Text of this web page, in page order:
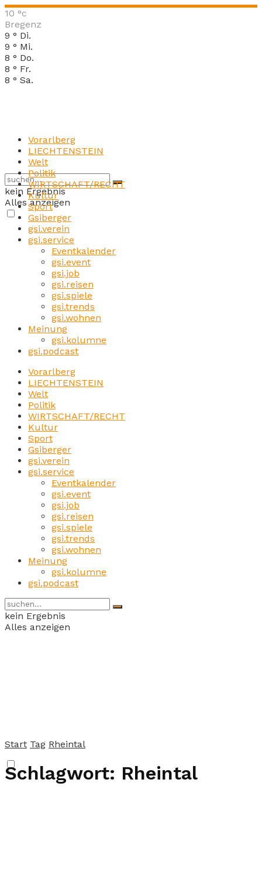
10 °c
Bregenz
9 ° Di.
9 ° Mi.
8 ° Do.
8 ° Fr.
8 ° Sa.
kein Ergebnis
Alles anzeigen
Vorarlberg
LIECHTENSTEIN
Welt
Politik
WIRTSCHAFT/RECHT
Kultur
Sport
Gsiberger
gsi.verein
gsi.service
Eventkalender
gsi.event
gsi.job
gsi.reisen
gsi.spiele
gsi.trends
gsi.wohnen
Meinung
gsi.kolumne
gsi.podcast
Vorarlberg
LIECHTENSTEIN
Welt
Politik
WIRTSCHAFT/RECHT
Kultur
Sport
Gsiberger
gsi.verein
gsi.service
Eventkalender
gsi.event
gsi.job
gsi.reisen
gsi.spiele
gsi.trends
gsi.wohnen
Meinung
gsi.kolumne
gsi.podcast
kein Ergebnis
Alles anzeigen
Start Tag Rheintal
Schlagwort: Rheintal